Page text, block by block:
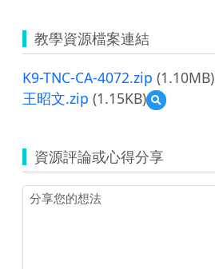
教學資源檔案連結
K9-TNC-CA-4072.zip (1.10MB)
王昭文.zip (1.15KB)
預
覽
文.zip
資源評論或心得分享